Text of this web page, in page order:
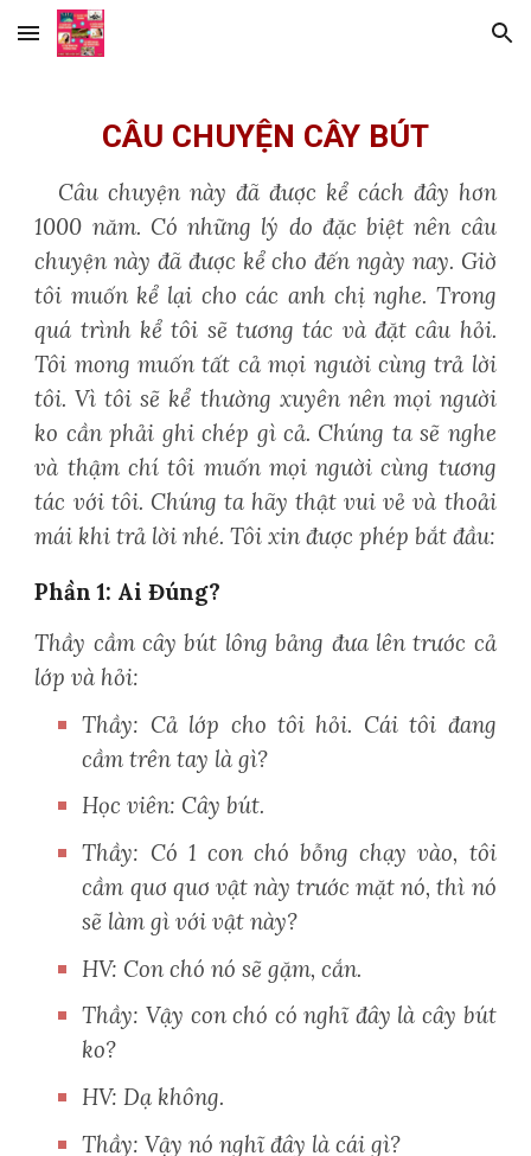
Skip to main content Skip to navigation
CÂU CHUYỆN CÂY BÚT
Câu chuyện này đã được kể cách đây hơn
1000 năm. Có những lý do đặc biệt nên câu
chuyện này đã được kể cho đến ngày nay. Giờ
tôi muốn kể lại cho các anh chị nghe. Trong
quá trình kể tôi sẽ tương tác và đặt câu hỏi.
Tôi mong muốn tất cả mọi người cùng trả lời
tôi. Vì tôi sẽ kể thường xuyên nên mọi người
ko cần phải ghi chép gì cả. Chúng ta sẽ nghe
và thậm chí tôi muốn mọi người cùng tương
tác với tôi. Chúng ta hãy thật vui vẻ và thoải
mái khi trả lời nhé. Tôi xin được phép bắt đầu:
Phần 1: Ai Đúng?
Thầy cầm cây bút lông bảng đưa lên trước cả
lớp và hỏi:
Thầy: Cả lớp cho tôi hỏi. Cái tôi đang
cầm trên tay là gì?
Học viên: Cây bút.
Thầy: Có 1 con chó bỗng chạy vào, tôi
cầm quơ quơ vật này trước mặt nó, thì nó
sẽ làm gì với vật này?
HV: Con chó nó sẽ gặm, cắn.
Thầy: Vậy con chó có nghĩ đây là cây bút
ko?
HV: Dạ không.
Thầy: Vậy nó nghĩ đây là cái gì?